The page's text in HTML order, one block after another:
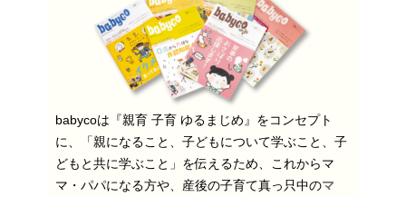
babycoは『親育 子育 ゆるまじめ』をコンセプト
に、「親になること、子どもについて学ぶこと、子
どもと共に学ぶこと」を伝えるため、これからマ
マ・パパになる方や、産後の子育て真っ只中のマ